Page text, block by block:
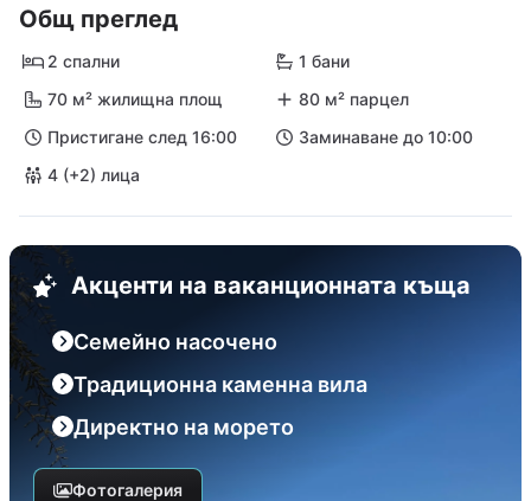
Общ преглед
2 спални
1 бани
70 м² жилищна площ
80 м² парцел
Пристигане след 16:00
Заминаване до 10:00
4 (+2) лица
Акценти на ваканционната къща
Семейно насочено
Традиционна каменна вила
Директно на морето
Фотогалерия